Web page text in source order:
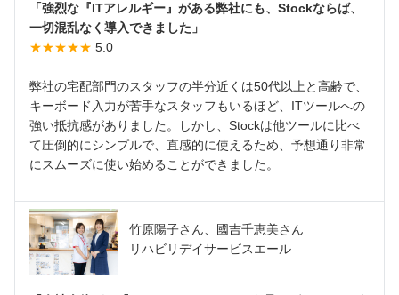
「強烈な『ITアレルギー』がある弊社にも、Stockならば、
一切混乱なく導入できました」
★★★★★ 5.0
弊社の宅配部門のスタッフの半分近くは50代以上と高齢で、
キーボード入力が苦手なスタッフもいるほど、ITツールへの
強い抵抗感がありました。しかし、Stockは他ツールに比べ
て圧倒的にシンプルで、直感的に使えるため、予想通り非常
にスムーズに使い始めることができました。
竹原陽子さん、國吉千恵美さん
リハビリデイサービスエール